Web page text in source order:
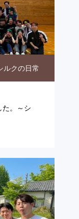
ルクの日常
。～シ